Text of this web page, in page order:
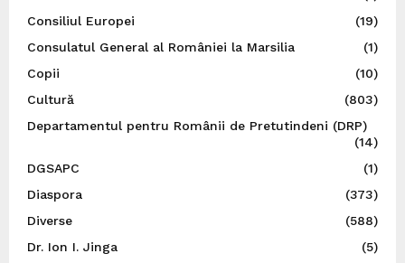
Consiliul Europei
(19)
Consulatul General al României la Marsilia
(1)
Copii
(10)
Cultură
(803)
Departamentul pentru Românii de Pretutindeni (DRP)
(14)
DGSAPC
(1)
Diaspora
(373)
Diverse
(588)
Dr. Ion I. Jinga
(5)